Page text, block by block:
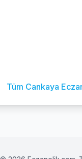
Tüm Cankaya